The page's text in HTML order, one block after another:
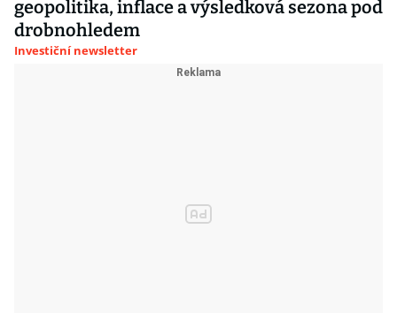
geopolitika, inflace a výsledková sezona pod
drobnohledem
Investiční newsletter